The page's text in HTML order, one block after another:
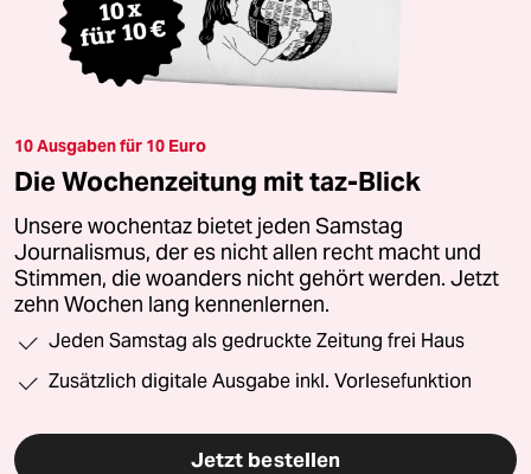
10 Ausgaben für 10 Euro
Die Wochenzeitung mit taz-Blick
Unsere wochentaz bietet jeden Samstag
Journalismus, der es nicht allen recht macht und
Stimmen, die woanders nicht gehört werden. Jetzt
zehn Wochen lang kennenlernen.
Jeden Samstag als gedruckte Zeitung frei Haus
Zusätzlich digitale Ausgabe inkl. Vorlesefunktion
Jetzt bestellen